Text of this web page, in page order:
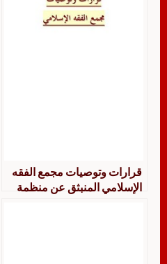
قرارات وتوصيات مجمع الفقه
الإسلامي المنبثق عن منظمة